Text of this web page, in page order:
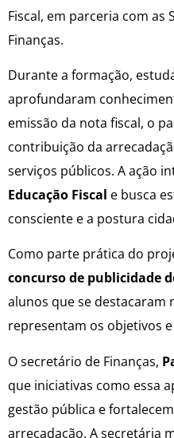
Fiscal, em parceria com as
Finanças.
Durante a formação,
aprofundaram
emissão da nota fiscal, o
contribuição da
serviços públicos. A ação
Educação Fiscal e busca
consciente e a postura
Como parte prática do
concurso de publicidade
alunos que se destacaram
representam os objetivos
O secretário de Finanças,
que iniciativas como essa
gestão pública e
arrecadação. A secretária